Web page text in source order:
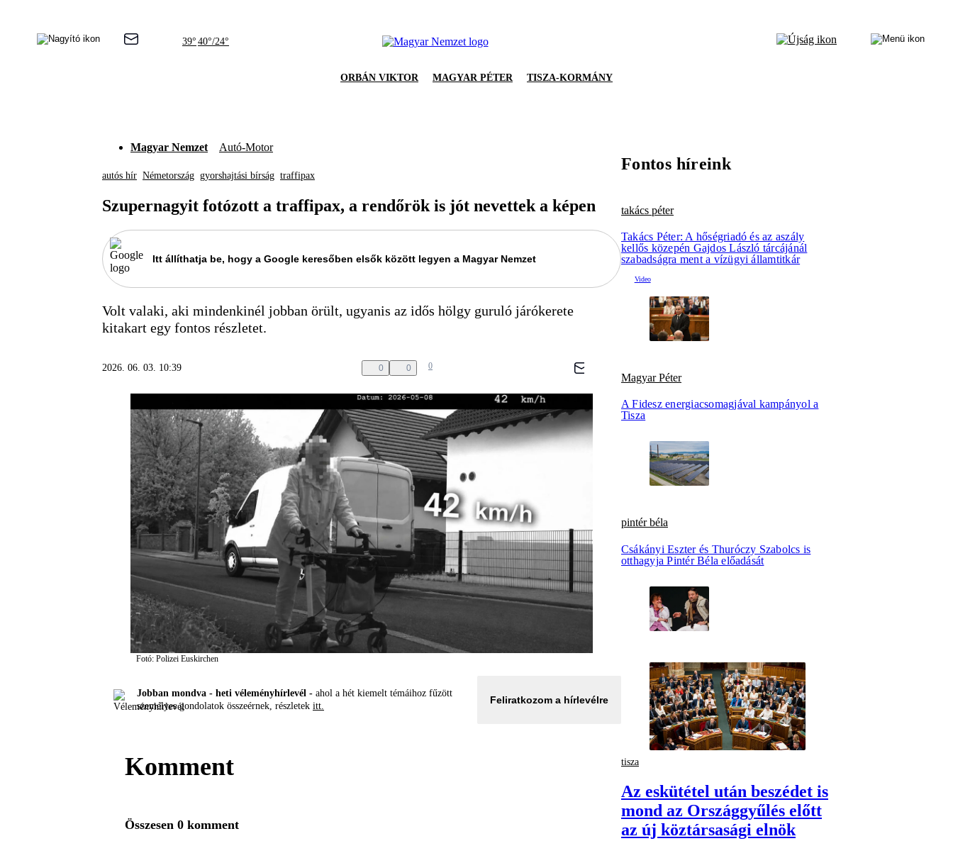
39° 40°/24°
ORBÁN VIKTOR MAGYAR PÉTER TISZA-KORMÁNY
Magyar Nemzet Autó-Motor
autós hír Németország gyorshajtási bírság traffipax
Szupernagyit fotózott a traffipax, a rendőrök is jót nevettek a képen
Itt állíthatja be, hogy a Google keresőben elsők között legyen a Magyar Nemzet
Volt valaki, aki mindenkinél jobban örült, ugyanis az idős hölgy guruló járókerete
kitakart egy fontos részletet.
2026. 06. 03. 10:39 0 0 0
Fotó: Polizei Euskirchen
Jobban mondva - heti véleményhírlevél - ahol a hét kiemelt témáihoz fűzött
személyes gondolatok összeérnek, részletek itt.
Feliratkozom a hírlevélre
Komment
Összesen 0 komment
Fontos híreink
takács péter
Takács Péter: A hőségriadó és az aszály
kellős közepén Gajdos László tárcájánál
szabadságra ment a vízügyi államtitkár
Magyar Péter
A Fidesz energiacsomagjával kampányol a
Tisza
pintér béla
Csákányi Eszter és Thuróczy Szabolcs is
otthagyja Pintér Béla előadását
tisza
Az eskütétel után beszédet is
mond az Országgyűlés előtt
az új köztársasági elnök